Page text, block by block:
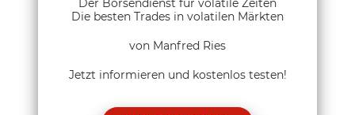
Der Börsendienst für volatile Zeiten
Die besten Trades in volatilen Märkten
von Manfred Ries
Jetzt informieren und kostenlos testen!